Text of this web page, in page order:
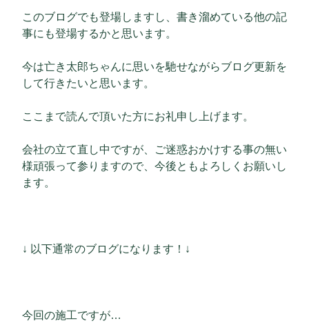
このブログでも登場しますし、書き溜めている他の記
事にも登場するかと思います。
今は亡き太郎ちゃんに思いを馳せながらブログ更新を
して行きたいと思います。
ここまで読んで頂いた方にお礼申し上げます。
会社の立て直し中ですが、ご迷惑おかけする事の無い
様頑張って参りますので、今後ともよろしくお願いし
ます。
↓ 以下通常のブログになります！↓
今回の施工ですが…